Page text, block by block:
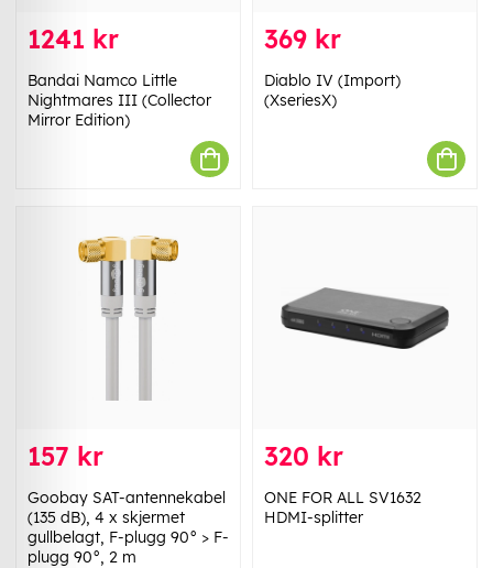
1241 kr
Bandai Namco Little
Nightmares III (Collector
Mirror Edition)
369 kr
Diablo IV (Import)
(XseriesX)
157 kr
Goobay SAT-antennekabel
(135 dB), 4 x skjermet
gullbelagt, F-plugg 90° > F-
plugg 90°, 2 m
320 kr
ONE FOR ALL SV1632
HDMI-splitter